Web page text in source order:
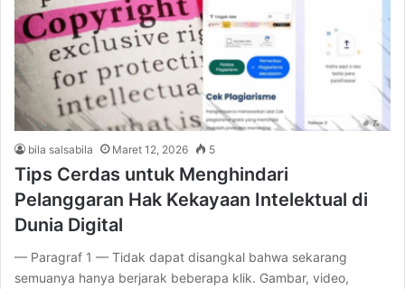
bila salsabila Maret 12, 2026 5
Tips Cerdas untuk Menghindari
Pelanggaran Hak Kekayaan Intelektual di
Dunia Digital
— Paragraf 1 — Tidak dapat disangkal bahwa sekarang
semuanya hanya berjarak beberapa klik. Gambar, video,